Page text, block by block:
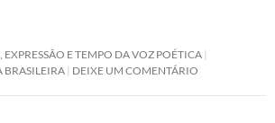
E TEMPO DA VOZ POÉTICA
BRASILEIRA DEIXE UM COMENTÁRIO